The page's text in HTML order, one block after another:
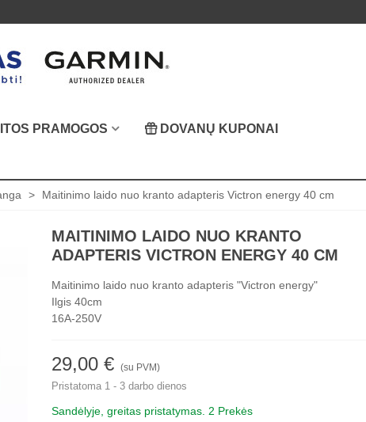
PRAMOGOS DOVANŲ KUPONAI
> Maitinimo laido nuo kranto adapteris Victron energy 40 cm
MAITINIMO LAIDO NUO KRANTO
ADAPTERIS VICTRON ENERGY 40 CM
Maitinimo laido nuo kranto adapteris "Victron energy"
Ilgis 40cm
16A-250V
29,00 € (su PVM)
Pristatoma 1 - 3 darbo dienos
Sandėlyje, greitas pristatymas. 2 Prekės